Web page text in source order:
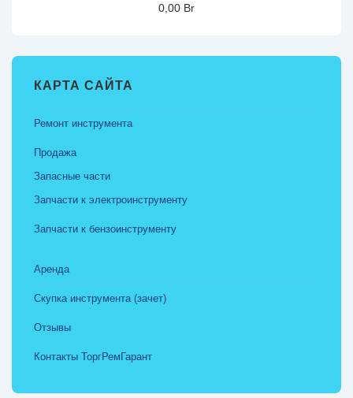
0,00 Br
КАРТА САЙТА
Ремонт инструмента
Продажа
Запасные части
Запчасти к электроинструменту
Запчасти к бензоинструменту
Аренда
Скупка инструмента (зачет)
Отзывы
Контакты ТоргРемГарант